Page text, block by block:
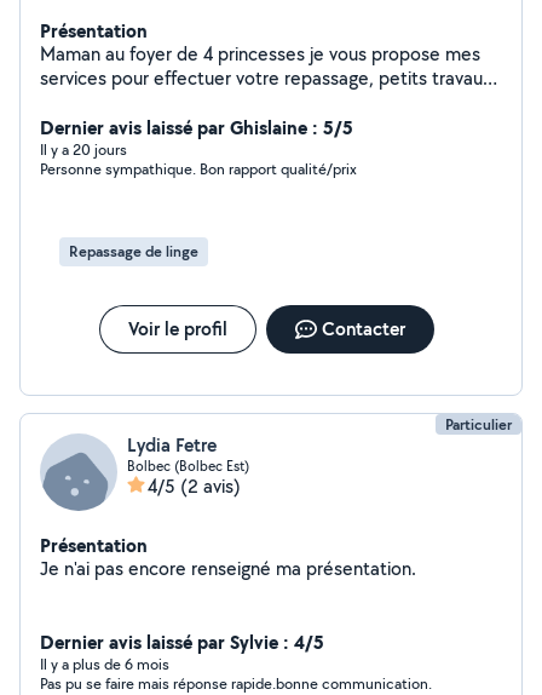
Présentation
Maman au foyer de 4 princesses je vous propose mes
services pour effectuer votre repassage, petits travaux
de bons petits plats.
Dernier avis laissé par Ghislaine : 5/5
Il y a 20 jours
Personne sympathique. Bon rapport qualité/prix
Repassage de linge
Voir le profil Contacter
Particulier
Lydia Fetre
Bolbec (Bolbec Est)
4/5 (2 avis)
Présentation
Je n'ai pas encore renseigné ma présentation.
Dernier avis laissé par Sylvie : 4/5
Il y a plus de 6 mois
Pas pu se faire mais réponse rapide.bonne communication.